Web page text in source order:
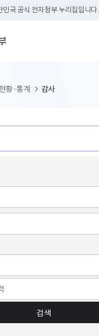
민국 공식 전자정부 누리집입니다.
황·통계 감사
검색